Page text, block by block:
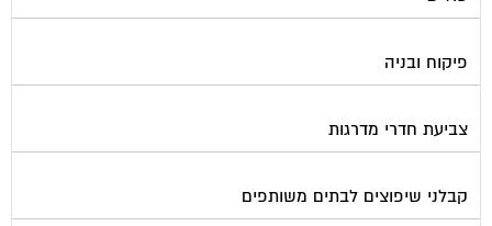
פיקוח ובניה
צביעת חדרי מדרגות
קבלני שיפוצים לבתים משותפים